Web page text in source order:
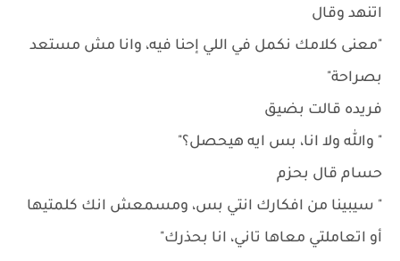
اتنهد وقال
"معنى كلامك نكمل في اللي إحنا فيه، وانا مش مستعد
بصراحة"
فريده قالت بضيق
" والله ولا انا، بس ايه هيحصل؟"
حسام قال بحزم
" سيبينا من افكارك انتي بس، ومسمعش انك كلمتيها
أو اتعاملتي معاها تاني، انا بحذرك"